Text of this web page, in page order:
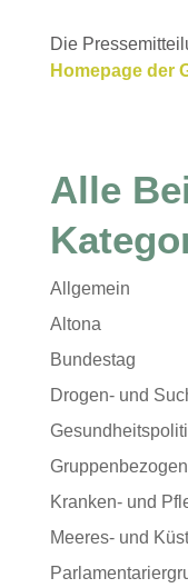
Die
Homepage der
Alle
Allgemein
Altona
Bundestag
Drogen- und
Kranken- und
Meeres- und